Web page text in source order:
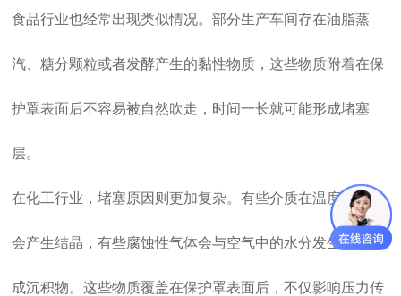
食品行业也经常出现类似情况。部分生产车间存在油脂蒸
汽、糖分颗粒或者发酵产生的黏性物质，这些物质附着在保
护罩表面后不容易被自然吹走，时间一长就可能形成堵塞
层。
在化工行业，堵塞原因则更加复杂。有些介质在温度变化后
会产生结晶，有些腐蚀性气体会与空气中的水分发生反应形
成沉积物。这些物质覆盖在保护罩表面后，不仅影响压力传